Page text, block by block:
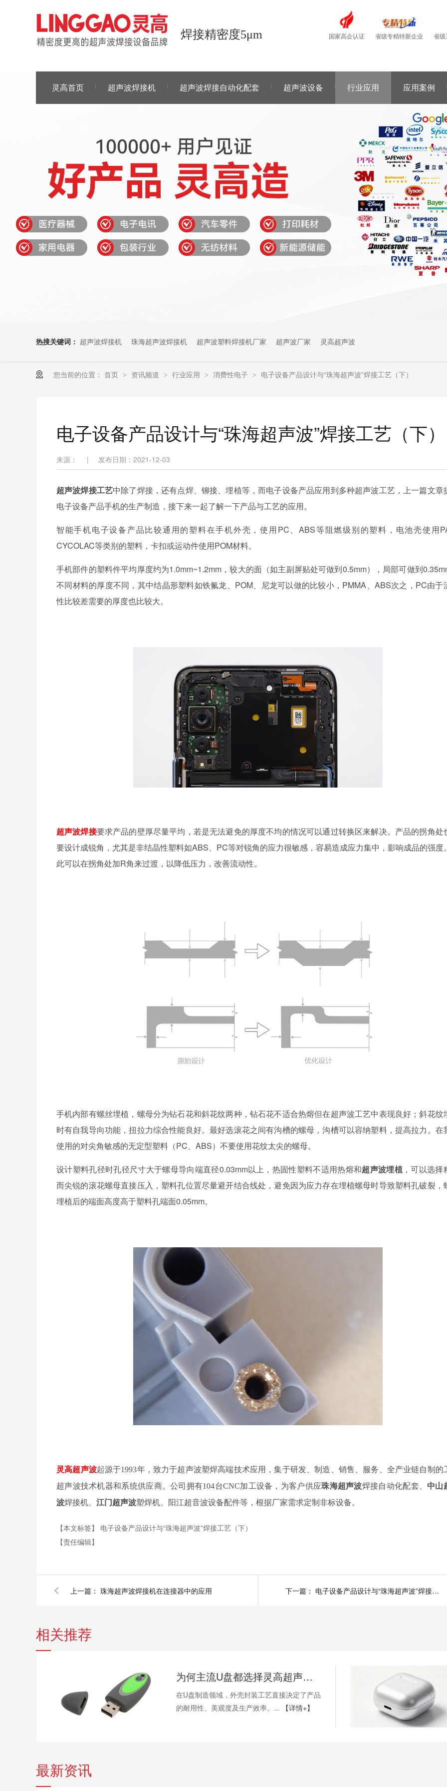
焊接精密度5μm 国家高企认证 省级专精特新企业 省级
灵高首页 超声波焊接机 超声波焊接自动化配套 超声波设备 行业应用 应用案例
热搜关键词： 超声波焊接机 珠海超声波焊接机 超声波塑料焊接机厂家 超声波厂家 灵高超声波
您当前的位置： 首页 > 资讯频道 > 行业应用 > 消费性电子 > 电子设备产品设计与“珠海超声波”焊接工艺（下）
电子设备产品设计与“珠海超声波”焊接工艺（下）
来源： | 发布日期：2021-12-03
超声波焊接工艺中除了焊接，还有点焊、铆接、埋植等，而电子设备产品应用到多种超声波工艺，上一篇文章
电子设备产品手机的生产制造，接下来一起了解一下产品与工艺的应用。
智能手机电子设备产品比较通用的塑料在手机外壳，使用PC、ABS等阻燃级别的塑料，电池壳使用
CYCOLAC等类别的塑料，卡扣或运动件使用POM材料。
手机部件的塑料件平均厚度约为1.0mm~1.2mm，较大的面（如主副屏贴处可做到0.5mm），局部可做到
不同材料的厚度不同，其中结晶形塑料如铁氟龙、POM、尼龙可以做的比较小，PMMA、ABS次之，PC由于
性比较差需要的厚度也比较大。
超声波焊接要求产品的壁厚尽量平均，若是无法避免的厚度不均的情况可以通过转换区来解决。产品的拐角处
要设计成锐角，尤其是非结晶性塑料如ABS、PC等对锐角的应力很敏感，容易造成应力集中，影响成品的强度
此可以在拐角处加R角来过渡，以降低压力，改善流动性。
手机内部有螺丝埋植，螺母分为钻石花和斜花纹两种，钻石花不适合热熔但在超声波工艺中表现良好；斜花纹
时有自我导向功能，扭拉力综合性能良好。最好选滚花之间有沟槽的螺母，沟槽可以容纳塑料，提高拉力。在
使用的对尖角敏感的无定型塑料（PC、ABS）不要使用花纹太尖的螺母。
设计塑料孔径时孔径尺寸大于螺母导向端直径0.03mm以上，热固性塑料不适用热熔和超声波埋植 ，可以选择
而尖锐的滚花螺母直接压入，塑料孔位置尽量避开结合线处，避免因为应力存在埋植螺母时导致塑料孔破裂，
埋植后的端面高度高于塑料孔端面0.05mm。
灵高超声波起源于1993年，致力于超声波塑焊高端技术应用，集于研发、制造、销售、服务、全产业链自制的
超声波技术机器和系统供应商。公司拥有104台CNC加工设备，为客户供应珠海超声波焊接自动化配套、 中山
波焊接机、 江门超声波塑焊机、阳江超音波设备配件等，根据厂家需求定制非标设备。
【本文标签】 电子设备产品设计与“珠海超声波”焊接工艺（下）
【责任编辑】
上一篇： 珠海超声波焊接机在连接器中的应用 下一篇： 电子设备产品设计与“珠海超声波”焊接工艺（上）
相关推荐
为何主流U盘都选择灵高超声波焊接？揭秘高效封装背后的技术优势
在U盘制造领域，外壳封装工艺直接决定了产品
的耐用性、美观度及生产效率。...
【详情+】
最新资讯